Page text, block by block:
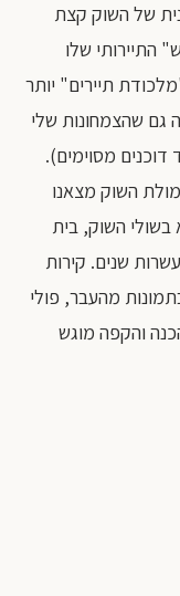
של השוק קצת
התיירותי שלו
תיירים" יותר
גם שהצמחונות שלי
מסוימים).
השוק מצאנו
השוק, בית
שנים. קירות
מהעבר, פולי
והקפה מוגש